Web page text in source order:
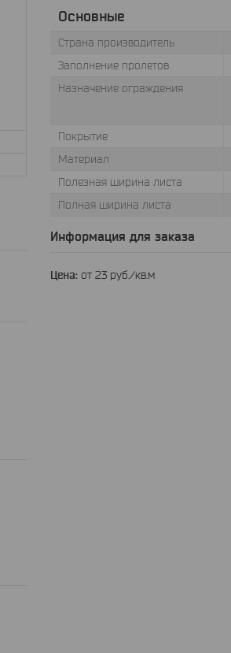
Основные
Страна производитель
Заполнение пролетов
Назначение ограждения
Покрытие
Материал
Полезная ширина листа
Полная ширина листа
Информация для заказа
Цена: от 23 руб./кв.м